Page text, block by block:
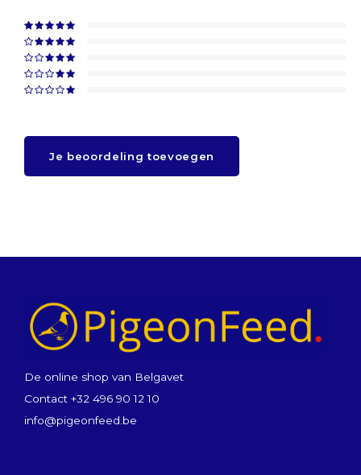
Je beoordeling toevoegen
De online shop van Belgavet
Contact +32 496 90 12 10
info@pigeonfeed.be